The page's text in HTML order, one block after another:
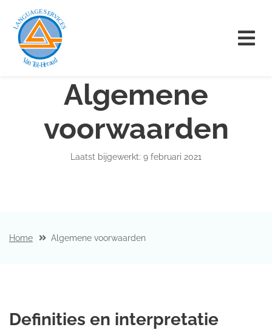
Algemene
voorwaarden
Laatst bijgewerkt: 9 februari 2021
Home Algemene voorwaarden
Definities en interpretatie